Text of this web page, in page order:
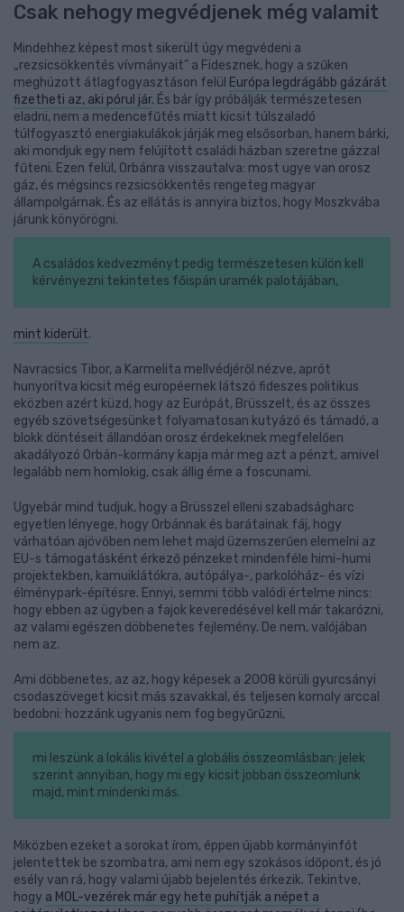
Csak nehogy megvédjenek még valamit
Mindehhez képest most sikerült úgy megvédeni a
„rezsicsökkentés vívmányait” a Fidesznek, hogy a szűken
meghúzott átlagfogyasztáson felül Európa legdrágább gázárát
fizetheti az, aki pórul jár. És bár így próbálják természetesen
eladni, nem a medencefűtés miatt kicsit túlszaladó
túlfogyasztó energiakulákok járják meg elsősorban, hanem bárki,
aki mondjuk egy nem felújított családi házban szeretne gázzal
fűteni. Ezen felül, Orbánra visszautalva: most ugye van orosz
gáz, és mégsincs rezsicsökkentés rengeteg magyar
állampolgárnak. És az ellátás is annyira biztos, hogy Moszkvába
járunk könyörögni.
A családos kedvezményt pedig természetesen külön kell
kérvényezni tekintetes főispán uramék palotájában,
mint kiderült.
Navracsics Tibor, a Karmelita mellvédjéről nézve, aprót
hunyorítva kicsit még européernek látszó fideszes politikus
eközben azért küzd, hogy az Európát, Brüsszelt, és az összes
egyéb szövetségesünket folyamatosan kutyázó és támadó, a
blokk döntéseit állandóan orosz érdekeknek megfelelően
akadályozó Orbán-kormány kapja már meg azt a pénzt, amivel
legalább nem homlokig, csak állig érne a foscunami.
Ugyebár mind tudjuk, hogy a Brüsszel elleni szabadságharc
egyetlen lényege, hogy Orbánnak és barátainak fáj, hogy
várhatóan ajövőben nem lehet majd üzemszerűen elemelni az
EU-s támogatásként érkező pénzeket mindenféle himi-humi
projektekben, kamuiklátókra, autópálya-, parkolóház- és vízi
élménypark-építésre. Ennyi, semmi több valódi értelme nincs:
hogy ebben az ügyben a fajok keveredésével kell már takarózni,
az valami egészen döbbenetes fejlemény. De nem, valójában
nem az.
Ami döbbenetes, az az, hogy képesek a 2008 körüli gyurcsányi
csodaszöveget kicsit más szavakkal, és teljesen komoly arccal
bedobni: hozzánk ugyanis nem fog begyűrűzni,
mi leszünk a lokális kivétel a globális összeomlásban: jelek
szerint annyiban, hogy mi egy kicsit jobban összeomlunk
majd, mint mindenki más.
Miközben ezeket a sorokat írom, éppen újabb kormányinfót
jelentettek be szombatra, ami nem egy szokásos időpont, és jó
esély van rá, hogy valami újabb bejelentés érkezik. Tekintve,
hogy a MOL-vezérek már egy hete puhítják a népet a